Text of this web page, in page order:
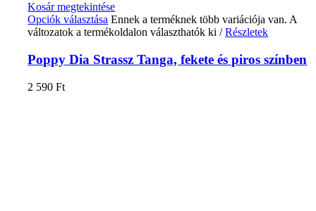
Kosár megtekintése
Opciók választása Ennek a terméknek több variációja van. A
változatok a termékoldalon választhatók ki/ Részletek
Poppy Dia Strassz Tanga, fekete és piros színben
2 590Ft